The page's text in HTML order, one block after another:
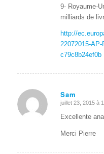
9- Royaume-
milliards de
http://
22072015-AP-
c79c8b24ef0b
Sam
dit
:
juillet 23, 2015 à
Excellente
Merci Pierre